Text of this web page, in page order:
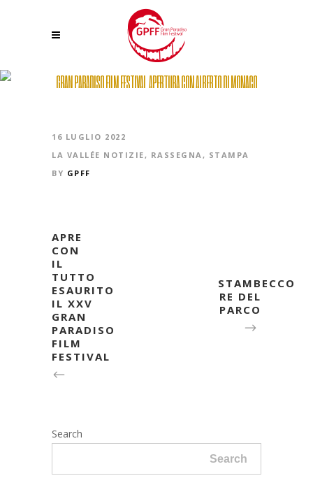
GRAN PARADISO FILM FESTIVAL, APERTURA CON ALBERTO DI MONACO
16 LUGLIO 2022
LA VALLÉE NOTIZIE, RASSEGNA, STAMPA
BY GPFF
APRE
CON
IL
TUTTO
ESAURITO
IL XXV
GRAN
PARADISO
FILM
FESTIVAL
STAMBECCO
RE DEL
PARCO
Search
Search